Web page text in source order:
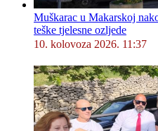
Muškarac u Makarskoj
teške tjelesne ozljede
10. kolovoza 2026. 11:37